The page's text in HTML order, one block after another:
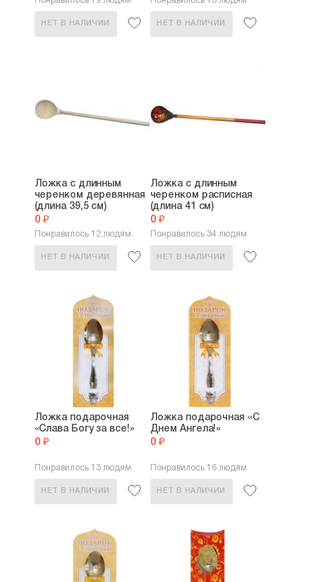
НЕТ В НАЛИЧИИ НЕТ В НАЛИЧИИ
Ложка с длинным
черенком деревянная
(длина 39,5 см)
0 ₽
Понравилось 12 людям
НЕТ В НАЛИЧИИ
Ложка с длинным
черенком расписная
(длина 41 см)
0 ₽
Понравилось 34 людям
НЕТ В НАЛИЧИИ
Ложка подарочная
«Слава Богу за все!»
0 ₽
Понравилось 13 людям
НЕТ В НАЛИЧИИ
Ложка подарочная «С
Днем Ангела!»
0 ₽
Понравилось 16 людям
НЕТ В НАЛИЧИИ